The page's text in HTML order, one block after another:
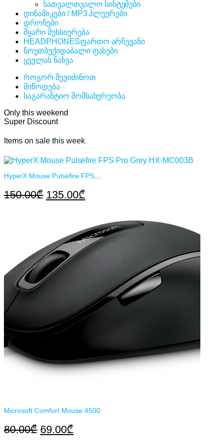
სათვალთვალო სისტემები
დინამიკები / MP3 პლეერები
დრონები
მყარი მეხსიერება
HEADPHONESფართო არჩევანი
ნოუთბუქიდაბალი ფასები
ყველას ნახვა
როგორ შევიძინოთ
მიწოდება
საგარანტიო მომსახურეობა
Only this weekend
Super Discount
Items on sale this week
150.00₾ Original
150.00₾.
135.00₾Current
135.00₾.
Microsoft Comfort Mouse 4500
80.00₾ Original
69.00₾Current